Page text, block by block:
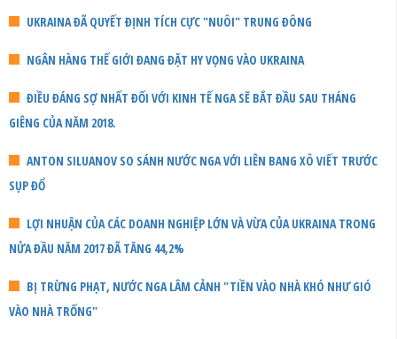
UKRAINA ĐÃ QUYẾT ĐỊNH TÍCH CỰC "NUÔI" TRUNG ĐÔNG
NGÂN HÀNG THẾ GIỚI ĐANG ĐẶT HY VỌNG VÀO UKRAINA
ĐIỀU ĐÁNG SỢ NHẤT ĐỐI VỚI KINH TẾ NGA SẼ BẮT ĐẦU SAU THÁNG
GIÊNG CỦA NĂM 2018.
ANTON SILUANOV SO SÁNH NƯỚC NGA VỚI LIÊN BANG XÔ VIẾT TRƯỚC
SỤP ĐỔ
LỢI NHUẬN CỦA CÁC DOANH NGHIỆP LỚN VÀ VỪA CỦA UKRAINA TRONG
NỬA ĐẦU NĂM 2017 ĐÃ TĂNG 44,2%
BỊ TRỪNG PHẠT, NƯỚC NGA LÂM CẢNH "TIỀN VÀO NHÀ KHÓ NHƯ GIÓ
VÀO NHÀ TRỐNG"